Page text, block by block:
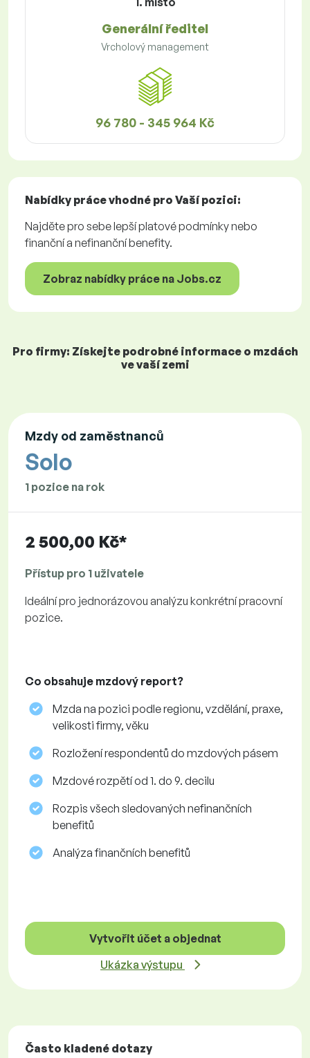
Generální ředitel
Vrcholový management
96 780 - 345 964 Kč
Nabídky prácevhodné pro Vaší pozici:
Najděte pro sebe lepší platové podmínky nebo
finanční a nefinanční benefity.
Zobraz nabídky práce na Jobs.cz
Pro firmy: Získejte podrobné informace o mzdách
ve vaší zemi
Mzdy od zaměstnanců
Solo
1 pozice na rok
2 500,00 Kč*
Přístup pro 1 uživatele
Ideální pro jednorázovou analýzu konkrétní pracovní
pozice.
Co obsahuje mzdový report?
Mzda na pozici podle regionu, vzdělání, praxe,
velikosti firmy, věku
Rozložení respondentů do mzdových pásem
Mzdové rozpětí od 1. do 9. decilu
Rozpis všech sledovaných nefinančních
benefitů
Analýza finančních benefitů
Vytvořit účet a objednat
Ukázka výstupu
Často kladené dotazy